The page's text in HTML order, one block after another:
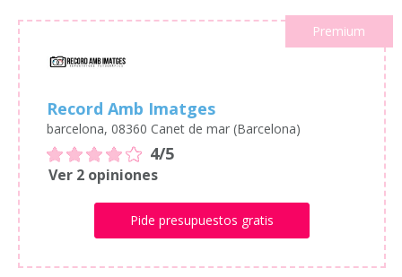
Premium
Record Amb Imatges
barcelona, 08360 Canet de mar (Barcelona)
4/5
Ver 2 opiniones
Pide presupuestos gratis